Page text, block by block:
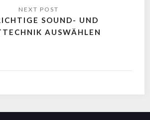
SOUND- UND
AUSWÄHLEN